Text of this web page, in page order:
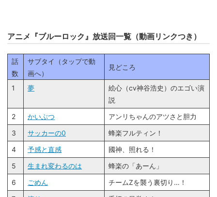
アニメ『ブルーロック』放送回一覧（動画リンクつき）
話
数
サブタイ（タップで動
画へ）
見どころ
1 夢
絵心（cv神谷浩史）のエゴい演
説
2
かいぶつ
アンリちゃんのアツさと胆力
3
サッカーの0
蜂楽フルティン！
4
予感と直感
國神、照れる！
5
生まれ変わるのは
蜂楽の「あーん」
6
ごめん
チームZを襲う裏切り…！